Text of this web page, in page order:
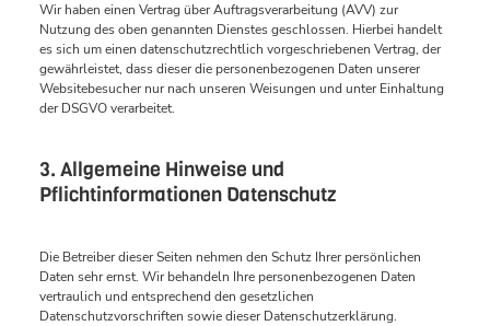
Wir haben einen Vertrag über Auftragsverarbeitung (AVV) zur
Nutzung des oben genannten Dienstes geschlossen. Hierbei handelt
es sich um einen datenschutzrechtlich vorgeschriebenen Vertrag, der
gewährleistet, dass dieser die personenbezogenen Daten unserer
Websitebesucher nur nach unseren Weisungen und unter Einhaltung
der DSGVO verarbeitet.
3. Allgemeine Hinweise und
Pflichtinformationen Datenschutz
Die Betreiber dieser Seiten nehmen den Schutz Ihrer persönlichen
Daten sehr ernst. Wir behandeln Ihre personenbezogenen Daten
vertraulich und entsprechend den gesetzlichen
Datenschutzvorschriften sowie dieser Datenschutzerklärung.